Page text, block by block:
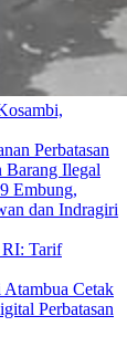
Perbatasan
Barang Ilegal
Embung,
dan Indragiri
Tarif
Atambua Cetak
Perbatasan